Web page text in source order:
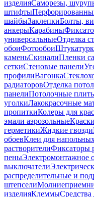
изделияСаморезы,
штифты
шайбыЗаклепкиБолты,
анкерыКарабины
универсальныеОтделка
обоиФотообои
каменьСкиналиПленки
сеткиСтеновые панели
профилиВагонка
радиаторовОтделка
панелиПотолочные
уголкиЛакокрасочные
пропиткиКолеры для
эмали аэрозольные
герметикиЖидкие гвозди
обоевКлеи для
растворителиФиксаторы
пеныЭлектромонтажное
выключатели
распределительные и
штепсели
изделияКлеммыСредства